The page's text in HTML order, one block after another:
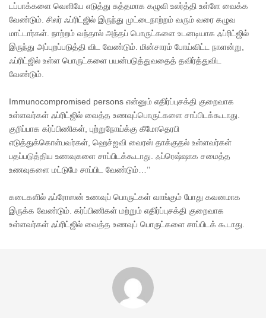
டப்பாக்களை வெளியே எடுத்து சுத்தமாக கழுவி உலர்த்தி உள்ளே வைக்க
வேண்டும். சிலர் ஃப்ரிட்ஜில் இருந்து முட்டைநாற்றம் வரும் வரை கழுவ
மாட்டார்கள். நாற்றம் வந்தால் அந்தப் பொருட்களை உடனடியாக ஃப்ரிட்ஜில்
இருந்து அப்புறப்படுத்தி விட வேண்டும். மின்சாரம் போய்விட்ட நாளன்று,
ஃப்ரிட்ஜில் உள்ள பொருட்களை பயன்படுத்துவதைத் தவிர்த்துவிட
வேண்டும்.
Immunocompromised persons என்னும் எதிர்ப்புசக்தி குறைவாக
உள்ளவர்கள் ஃப்ரிட்ஜில் வைத்த உணவுப்பொருட்களை சாப்பிடக்கூடாது.
குறிப்பாக கர்ப்பிணிகள், புற்றுநோய்க்கு கீமோதெரபி
எடுத்துக்கொள்பவர்கள், ஹெச்ஐவி வைரஸ் தாக்குதல் உள்ளவர்கள்
பதப்படுத்திய உணவுகளை சாப்பிடக்கூடாது. ஃப்ரெஷ்ஷாக சமைத்த
உணவுகளை மட்டுமே சாப்பிட வேண்டும்…’’
கடைகளில் ஃப்ரோஸன் உணவுப் பொருட்கள் வாங்கும் போது கவனமாக
இருக்க வேண்டும். கர்ப்பிணிகள் மற்றும் எதிர்ப்புசக்தி குறைவாக
உள்ளவர்கள் ஃப்ரிட்ஜில் வைத்த உணவுப் பொருட்களை சாப்பிடக் கூடாது.